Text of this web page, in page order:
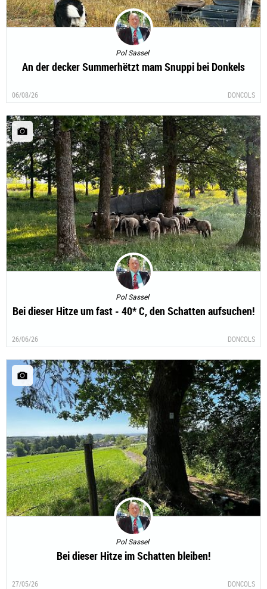
Pol Sassel
An der decker Summerhëtzt mam Snuppi bei Donkels
06/08/26 DONCOLS
Pol Sassel
Bei dieser Hitze um fast - 40* C, den Schatten aufsuchen!
26/06/26 DONCOLS
Pol Sassel
Bei dieser Hitze im Schatten bleiben!
27/05/26 DONCOLS